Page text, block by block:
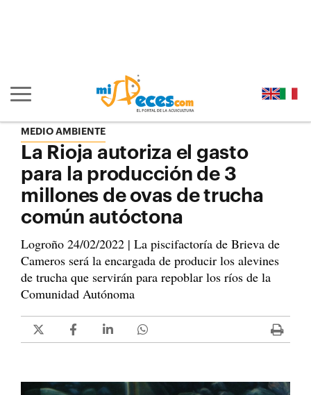
Mostrar/ocultar navegación principal
MEDIO AMBIENTE
La Rioja autoriza el gasto
para la producción de 3
millones de ovas de trucha
común autóctona
Logroño 24/02/2022 | La piscifactoría de Brieva de
Cameros será la encargada de producir los alevines
de trucha que servirán para repoblar los ríos de la
Comunidad Autónoma